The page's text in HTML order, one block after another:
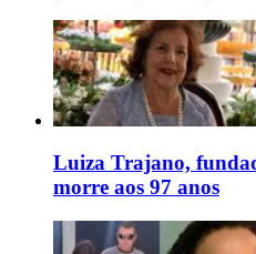
Luiza Trajano,
morre aos 97 anos